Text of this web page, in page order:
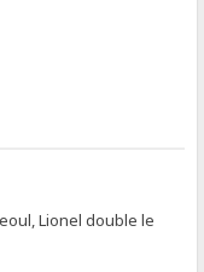
Lionel double le